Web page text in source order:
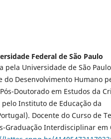
Federal de São Paulo
Universidade de São
do Desenvolvimento Humano
Doutorado em Estudos da
Instituto de Educação da
Docente do Curso de
Graduação Interdisciplinar em